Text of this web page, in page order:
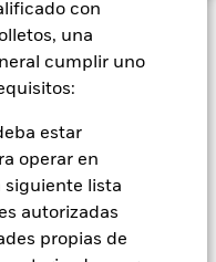
con
una
cumplir uno
estar
operar en
siguiente lista
autorizadas
propias de
la rentabilidad de su
de revalorización del
sociales y de
sostenible
gestiona de forma activa
para seleccionar
cuando: el Fondo
totales en valores de